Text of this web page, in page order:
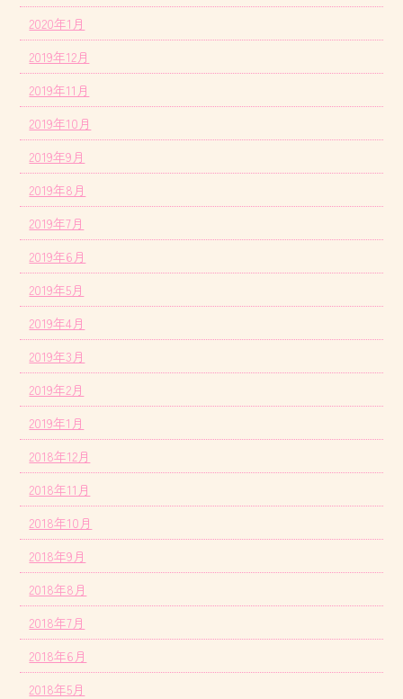
2020年1月
2019年12月
2019年11月
2019年10月
2019年9月
2019年8月
2019年7月
2019年6月
2019年5月
2019年4月
2019年3月
2019年2月
2019年1月
2018年12月
2018年11月
2018年10月
2018年9月
2018年8月
2018年7月
2018年6月
2018年5月